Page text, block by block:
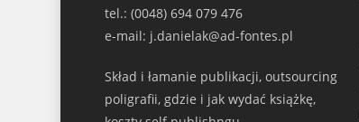
tel.: (0048) 694 079 476
e-mail: j.danielak@ad-fontes.pl
Skład i łamanie publikacji, outsourcing
poligrafii, gdzie i jak wydać książkę,